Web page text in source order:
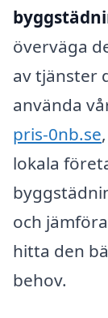
överväga
av tjänster
använda
pris-0nb.se
lokala
och
hitta den
behov.